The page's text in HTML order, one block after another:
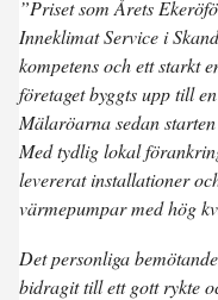
”Priset som Årets
Inneklimat Service i
kompetens och ett starkt
företaget byggts upp till
Mälaröarna sedan
Med tydlig lokal
levererat installationer
värmepumpar med hög
Det personliga
bidragit till ett gott rykte